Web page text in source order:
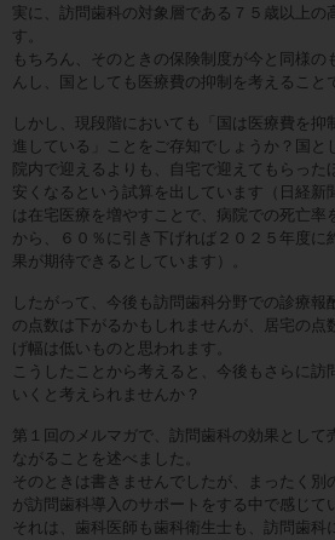
実に、訪問歯科の対象層である７５歳以上
す。
もちろん、そのときの保険制度が今と同様の
んし、国としても医療費の抑制を考えること
しかし、現段階においても「国は医療費を抑
進している」ことをご存知でしょうか？国と
院内で迎えるよりも、自宅で迎えてもらった
安くなるという試算を出しています（日経新
は在宅医療を増やすことで、病院での死亡率
から、６０％に引き下げれば２０２５年度に
果が期待できるとしています）。
したがって、今後も訪問歯科分野での診療報
の点数は下がるかもしれませんが、居宅の点
げ幅は低いものと思われます。
こうしたことから考えると、今後もさらに訪
いくと考えられませんか？
第１回のメルマガで、訪問歯科の効果として
ながることを述べました。
そのときは書きませんでしたが、まったく別
が訪問歯科導入のサポートをする中で感じて
それは、歯科医師も歯科衛生士も、訪問歯科